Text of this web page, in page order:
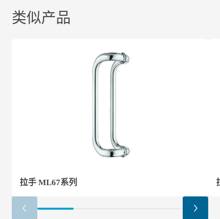
类似产品
拉手 ML67系列